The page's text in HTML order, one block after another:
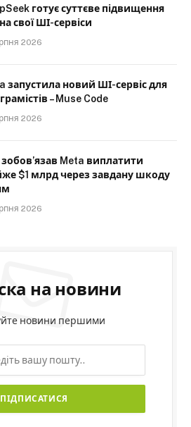
готує суттєве підвищення
свої ШІ-сервіси
2026
запустила новий ШІ-сервіс для
– Muse Code
2026
Meta виплатити
$1 млрд через завдану шкоду
2026
на новини
новини першими